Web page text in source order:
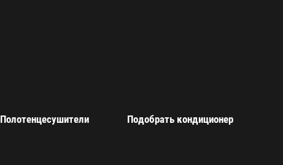
Полотенцесушители Подобрать кондиционер